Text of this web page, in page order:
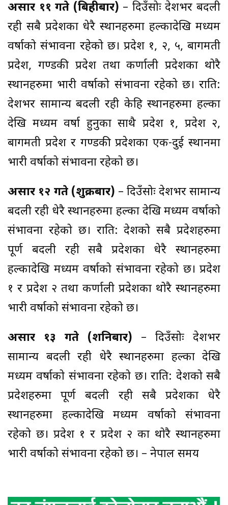
असार ११ गते (बिहीबार) – दिउँसोः देशभर बदली
रही सबै प्रदेशका धेरै स्थानहरुमा हल्कादेखि मध्यम
वर्षाको संभावना रहेको छ। प्रदेश १, २, ५, बागमती
प्रदेश, गण्डकी प्रदेश तथा कर्णाली प्रदेशका थोरै
स्थानहरुमा भारी वर्षाको संभावना रहेको छ। राति:
देशभर सामान्य बदली रही केहि स्थानहरुमा हल्का
देखि मध्यम वर्षा हुनुका साथै प्रदेश १, प्रदेश २,
बागमती प्रदेश र गण्डकी प्रदेशका एक-दुई स्थानमा
भारी वर्षाको संभावना रहेको छ।
असार १२ गते (शुक्रबार) – दिउँसोः देशभर सामान्य
बदली रही धेरै स्थानहरुमा हल्का देखि मध्यम वर्षाको
संभावना रहेको छ। राति: देशको सबै प्रदेशहरुमा
पूर्ण बदली रही सबै प्रदेशका धेरै स्थानहरुमा
हल्कादेखि मध्यम वर्षाको संभावना रहेको छ। प्रदेश
१ र प्रदेश २ तथा कर्णाली प्रदेशका थोरै स्थानहरुमा
भारी वर्षाको संभावना रहेको छ।
असार १३ गते (शनिबार) – दिउँसोः देशभर
सामान्य बदली रही धेरै स्थानहरुमा हल्का देखि
मध्यम वर्षाको संभावना रहेको छ। राति: देशको सबै
प्रदेशहरुमा पूर्ण बदली रही सबै प्रदेशका धेरै
स्थानहरुमा हल्कादेखि मध्यम वर्षाको संभावना
रहेको छ। प्रदेश १ र प्रदेश २ का थोरै स्थानहरुमा
भारी वर्षाको संभावना रहेको छ। – नेपाल समय